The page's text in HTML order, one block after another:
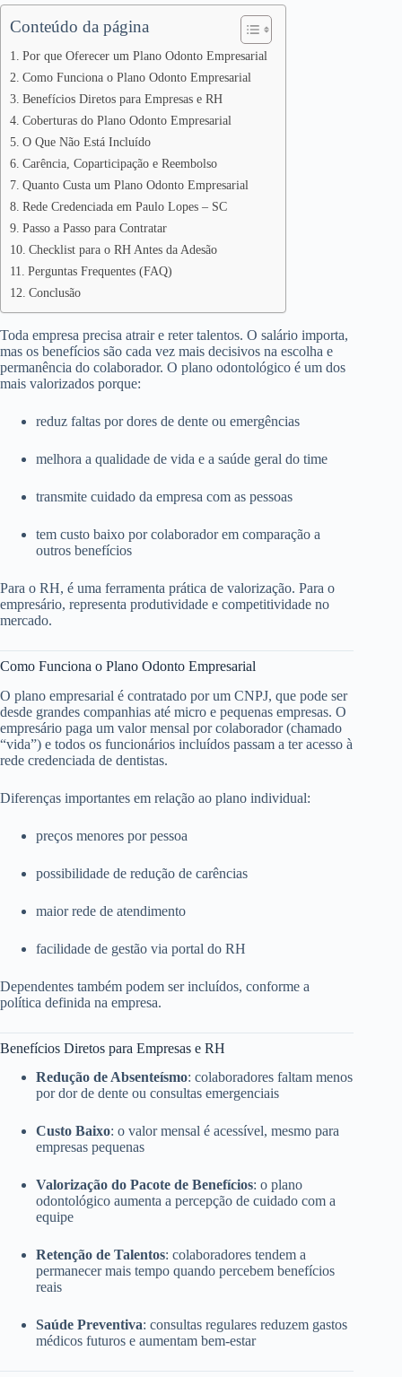
Conteúdo da página
Por que Oferecer um Plano Odonto Empresarial
Como Funciona o Plano Odonto Empresarial
Benefícios Diretos para Empresas e RH
Coberturas do Plano Odonto Empresarial
O Que Não Está Incluído
Carência, Coparticipação e Reembolso
Quanto Custa um Plano Odonto Empresarial
Rede Credenciada em Paulo Lopes – SC
Passo a Passo para Contratar
Checklist para o RH Antes da Adesão
Perguntas Frequentes (FAQ)
Conclusão
Toda empresa precisa atrair e reter talentos. O salário importa,
mas os benefícios são cada vez mais decisivos na escolha e
permanência do colaborador. O plano odontológico é um dos
mais valorizados porque:
reduz faltas por dores de dente ou emergências
melhora a qualidade de vida e a saúde geral do time
transmite cuidado da empresa com as pessoas
tem custo baixo por colaborador em comparação a
outros benefícios
Para o RH, é uma ferramenta prática de valorização. Para o
empresário, representa produtividade e competitividade no
mercado.
Como Funciona o Plano Odonto Empresarial
O plano empresarial é contratado por um CNPJ, que pode ser
desde grandes companhias até micro e pequenas empresas. O
empresário paga um valor mensal por colaborador (chamado
“vida”) e todos os funcionários incluídos passam a ter acesso à
rede credenciada de dentistas.
Diferenças importantes em relação ao plano individual:
preços menores por pessoa
possibilidade de redução de carências
maior rede de atendimento
facilidade de gestão via portal do RH
Dependentes também podem ser incluídos, conforme a
política definida na empresa.
Benefícios Diretos para Empresas e RH
Redução de Absenteísmo: colaboradores faltam menos
por dor de dente ou consultas emergenciais
Custo Baixo: o valor mensal é acessível, mesmo para
empresas pequenas
Valorização do Pacote de Benefícios: o plano
odontológico aumenta a percepção de cuidado com a
equipe
Retenção de Talentos: colaboradores tendem a
permanecer mais tempo quando percebem benefícios
reais
Saúde Preventiva: consultas regulares reduzem gastos
médicos futuros e aumentam bem-estar